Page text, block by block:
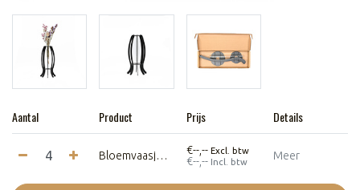
Aantal Product Prijs Details
Bloemvaasje - Wave-B met droogbloemen - Zwart €--,-- Excl. btw
€--,-- Incl. btw Meer